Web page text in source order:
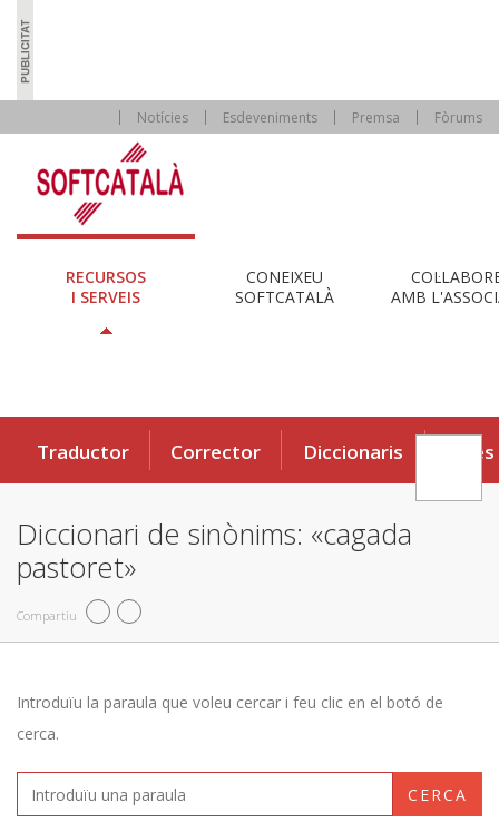
Notícies Esdeveniments Premsa Fòrums
RECURSOS
I SERVEIS
CONEIXEU
SOFTCATALÀ
AMB
Traductor Corrector Diccionaris Eines
Diccionari de sinònims: «cagada
pastoret»
Compartiu
Introduïu la paraula que voleu cercar i feu clic en el botó de
cerca.
CERCA